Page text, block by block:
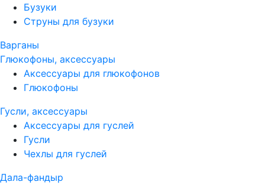
Бузуки
Струны для бузуки
Варганы
Глюкофоны, аксессуары
Аксессуары для глюкофонов
Глюкофоны
Гусли, аксессуары
Аксессуары для гуслей
Гусли
Чехлы для гуслей
Дала-фандыр